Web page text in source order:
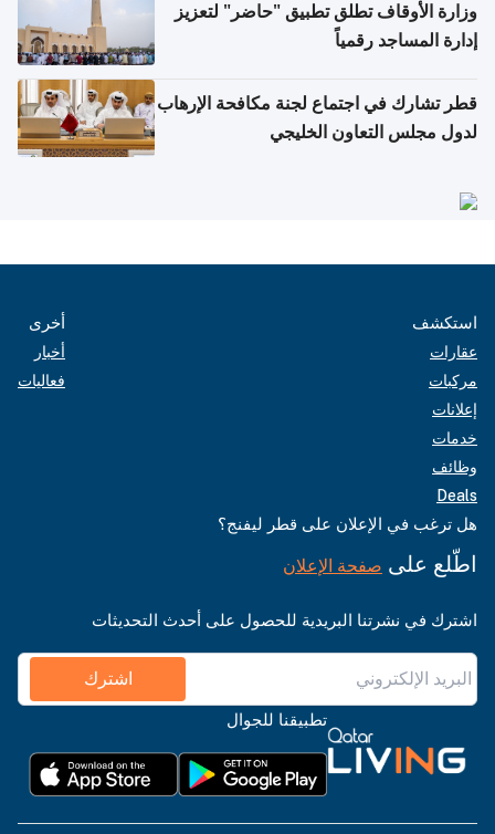
وزارة الأوقاف تطلق تطبيق "حاضر" لتعزيز
إدارة المساجد رقمياً
قطر تشارك في اجتماع لجنة مكافحة الإرهاب
لدول مجلس التعاون الخليجي
استكشف
عقارات
مركبات
إعلانات
خدمات
وظائف
Deals
أخرى
أخبار
فعاليات
هل ترغب في الإعلان على قطر ليفنج؟
اطّلع على صفحة الإعلان
اشترك في نشرتنا البريدية للحصول على أحدث التحديثات
اشترك
تطبيقنا للجوال